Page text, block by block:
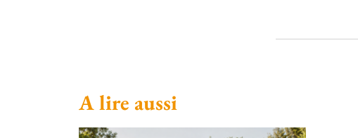
A lire aussi